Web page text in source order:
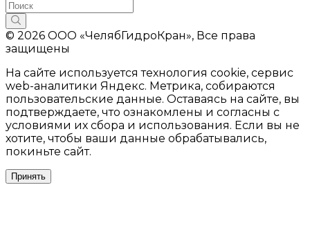
© 2026 ООО «ЧелябГидроКран», Все права
защищены
На сайте используется технология cookie, сервис
web-аналитики Яндекс. Метрика, собираются
пользовательские данные. Оставаясь на сайте, вы
подтверждаете, что ознакомлены и согласны с
условиями их сбора и использования. Если вы не
хотите, чтобы ваши данные обрабатывались,
покиньте сайт.
Принять